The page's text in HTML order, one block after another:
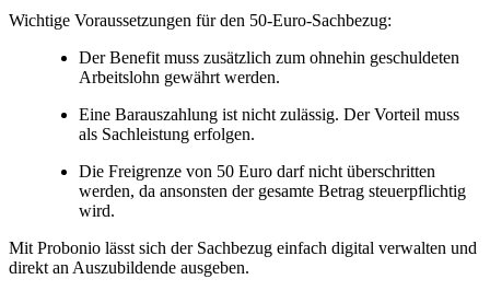
Wichtige Voraussetzungen für den 50-Euro-Sachbezug:
Der Benefit muss zusätzlich zum ohnehin geschuldeten
Arbeitslohn gewährt werden.
Eine Barauszahlung ist nicht zulässig. Der Vorteil muss
als Sachleistung erfolgen.
Die Freigrenze von 50 Euro darf nicht überschritten
werden, da ansonsten der gesamte Betrag steuerpflichtig
wird.
Mit Probonio lässt sich der Sachbezug einfach digital verwalten und
direkt an Auszubildende ausgeben.